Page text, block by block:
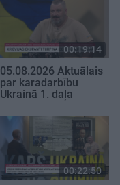
00:19:14
05.08.2026 Aktuālais
par karadarbību
Ukrainā 1. daļa
00:22:50